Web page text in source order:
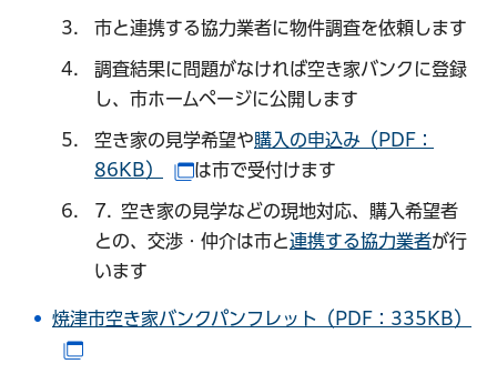
市と連携する協力業者に物件調査を依頼します
調査結果に問題がなければ空き家バンクに登録
し、市ホームページに公開します
空き家の見学希望や購入の申込み（PDF：
86KB）
（別ウインドウで開きます）
は市で受付けます
7. 空き家の見学などの現地対応、購入希望者
との、交渉・仲介は市と連携する協力業者が行
います
焼津市空き家バンクパンフレット（PDF：335KB）